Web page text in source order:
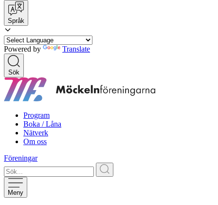
Språk
Powered by Translate
Sök
Program
Boka / Låna
Nätverk
Om oss
Föreningar
Meny